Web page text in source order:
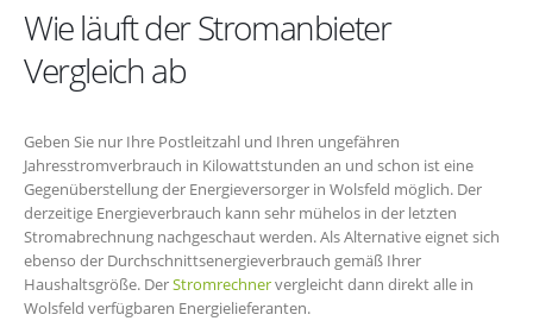
Wie läuft der Stromanbieter
Vergleich ab
Geben Sie nur Ihre Postleitzahl und Ihren ungefähren
Jahresstromverbrauch in Kilowattstunden an und schon ist eine
Gegenüberstellung der Energieversorger in Wolsfeld möglich. Der
derzeitige Energieverbrauch kann sehr mühelos in der letzten
Stromabrechnung nachgeschaut werden. Als Alternative eignet sich
ebenso der Durchschnittsenergieverbrauch gemäß Ihrer
Haushaltsgröße. DerStromrechnervergleicht dann direkt alle in
Wolsfeld verfügbaren Energielieferanten.